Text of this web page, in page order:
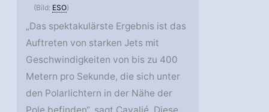
(Bild: ESO)
„Das spektakulärste Ergebnis ist das
Auftreten von starken Jets mit
Geschwindigkeiten von bis zu 400
Metern pro Sekunde, die sich unter
den Polarlichtern in der Nähe der